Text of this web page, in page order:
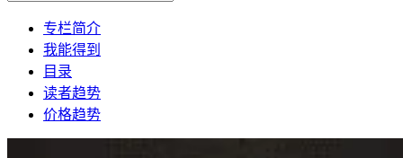
专栏简介
我能得到
目录
读者趋势
价格趋势